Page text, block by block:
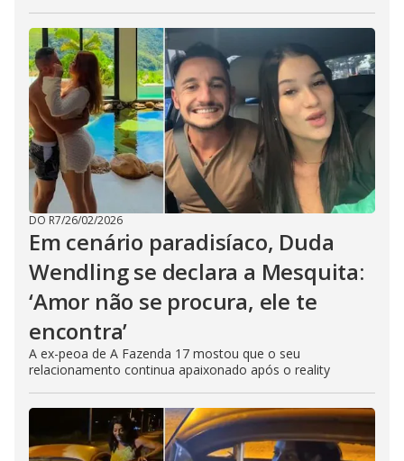
DO R7/26/02/2026
Em cenário paradisíaco, Duda
Wendling se declara a Mesquita:
‘Amor não se procura, ele te
encontra’
A ex-peoa de A Fazenda 17 mostou que o seu
relacionamento continua apaixonado após o reality